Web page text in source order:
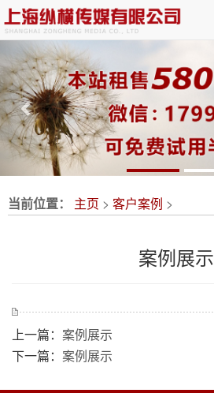
Previous
当前位置： 主页 > 客户案例 >
案例展示
上一篇： 案例展示
下一篇： 案例展示